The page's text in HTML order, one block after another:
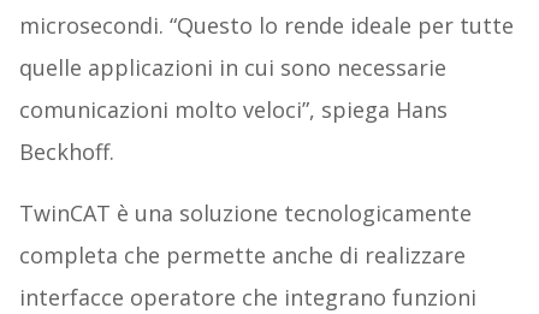
microsecondi. “Questo lo rende ideale per tutte
quelle applicazioni in cui sono necessarie
comunicazioni molto veloci”, spiega Hans
Beckhoff.
TwinCAT è una soluzione tecnologicamente
completa che permette anche di realizzare
interfacce operatore che integrano funzioni